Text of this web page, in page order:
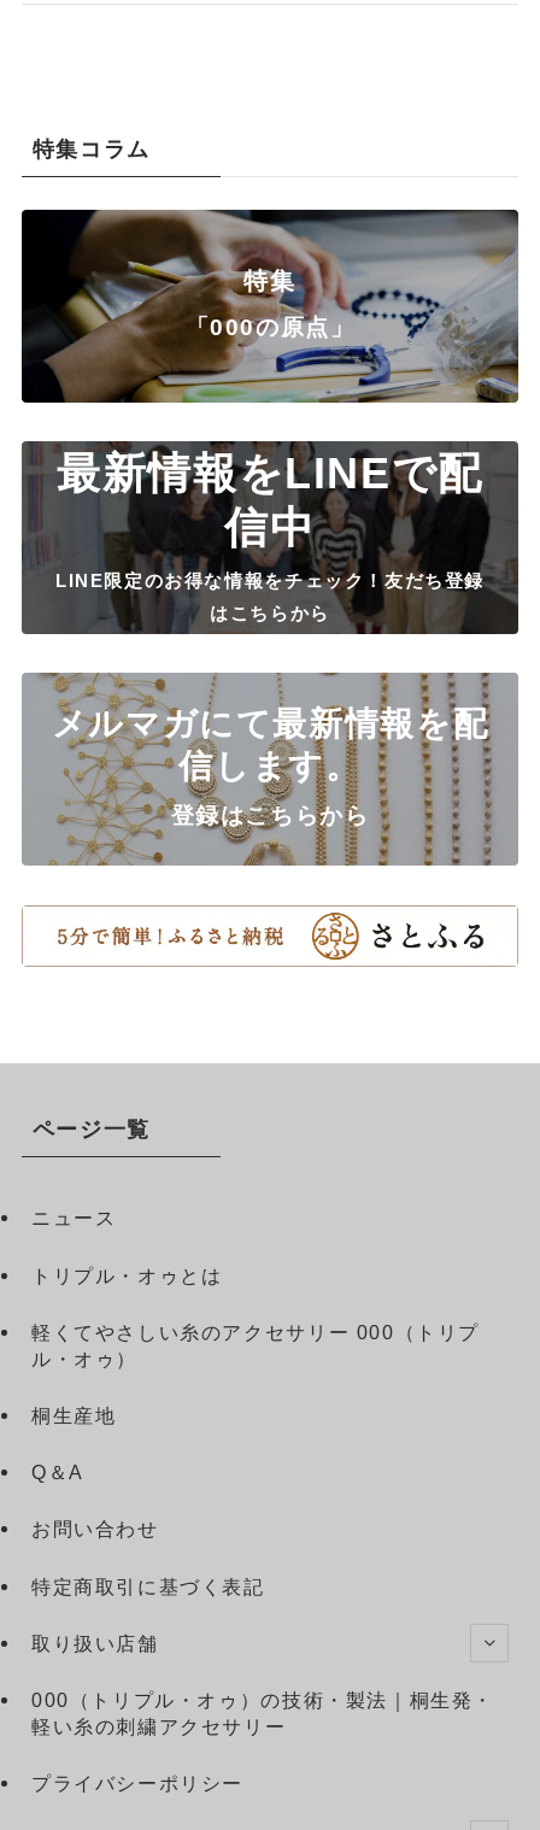
特集コラム
特集
「000の原点」
最新情報をLINEで配
信中
LINE限定のお得な情報をチェック！友だち登録
はこちらから
メルマガにて最新情報を配
信します。
登録はこちらから
ページ一覧
ニュース
トリプル・オゥとは
軽くてやさしい糸のアクセサリー 000（トリプ
ル・オゥ）
桐生産地
Q＆A
お問い合わせ
特定商取引に基づく表記
取り扱い店舗
000（トリプル・オゥ）の技術・製法｜桐生発・
軽い糸の刺繍アクセサリー
プライバシーポリシー